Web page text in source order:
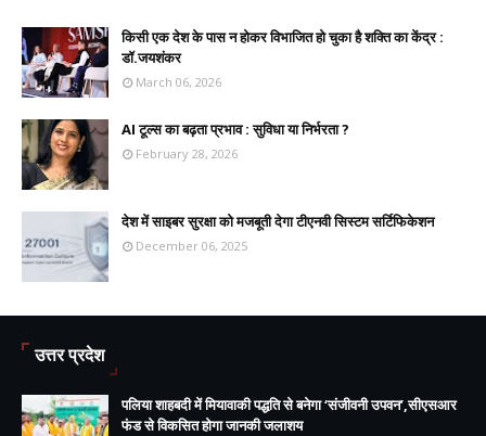
किसी एक देश के पास न होकर विभाजित हो चुका है शक्ति का केंद्र :
डॉ.जयशंकर
March 06, 2026
AI टूल्स का बढ़ता प्रभाव : सुविधा या निर्भरता ?
February 28, 2026
देश में साइबर सुरक्षा को मजबूती देगा टीएनवी सिस्टम सर्टिफिकेशन
December 06, 2025
उत्तर प्रदेश
पलिया शाहबदी में मियावाकी पद्धति से बनेगा ‘संजीवनी उपवन’,सीएसआर
फंड से विकसित होगा जानकी जलाशय